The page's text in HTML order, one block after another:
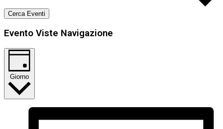
Cerca Eventi
Evento Viste Navigazione
Giorno